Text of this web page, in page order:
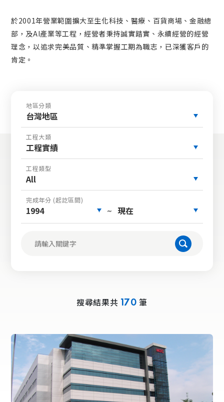
於2001年營業範圍擴大至生化科技、醫療、百貨商場、金融總
部，及AI產業等工程，經營者秉持誠實踏實、永續經營的經營
理念，以追求完美品質、精準掌握工期為職志，已深獲客戶的
肯定。
地區分類
台灣地區
工程大類
工程實績
工程類型
All
完成年分 (起訖區間)
1994 ~ 現在
搜尋結果共 170 筆